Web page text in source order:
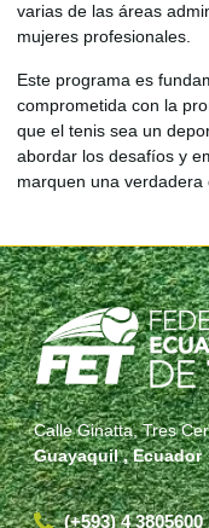
varias de las áreas
mujeres profesionales.
Este programa es
comprometida con la
que el tenis sea un
abordar los desafíos y
marquen una verdadera
Calle Ginatta, Tres
Guayaquil , Ecuador
(+593) 4 3805600